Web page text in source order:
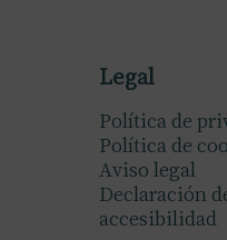
Legal
Política de
Política de
Aviso legal
Declaración
accesibilidad